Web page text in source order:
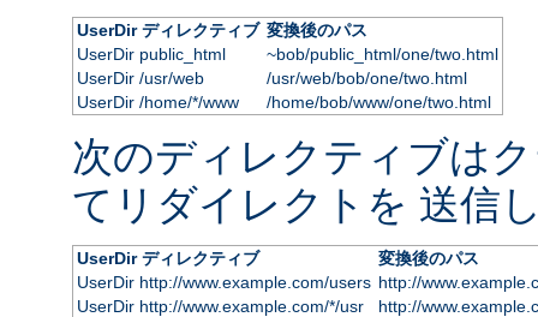
UserDir ディレクティブ 変換後のパス
UserDir public_html
~bob/public_html/one/two.html
UserDir /usr/web
/usr/web/bob/one/two.html
UserDir /home/*/www
/home/bob/www/one/two.html
次のディレクティブは
てリダイレクトを 送信
UserDir ディレクティブ
変換後のパス
UserDir http://www.example.com/users http://
UserDir http://www.example.com/*/usr
http://